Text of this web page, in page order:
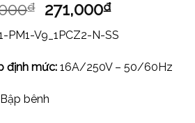
₫ 271,000₫
PM1-V9_1PCZ2-N-SS
định mức: 16A/250V – 50/60Hz
Bập bênh